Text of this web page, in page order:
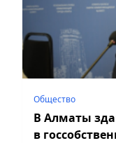
Общество
В Алматы
в